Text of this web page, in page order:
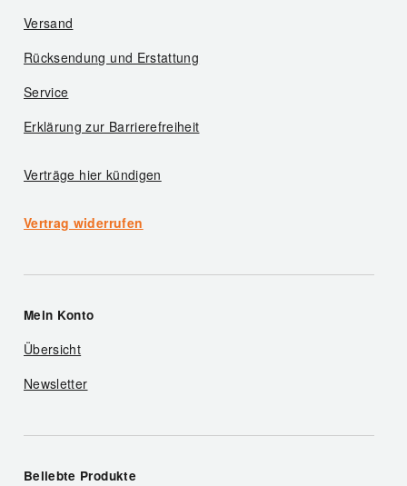
Versand
Rücksendung und Erstattung
Service
Erklärung zur Barrierefreiheit
Verträge hier kündigen
Vertrag widerrufen
Mein Konto
Übersicht
Newsletter
Beliebte Produkte